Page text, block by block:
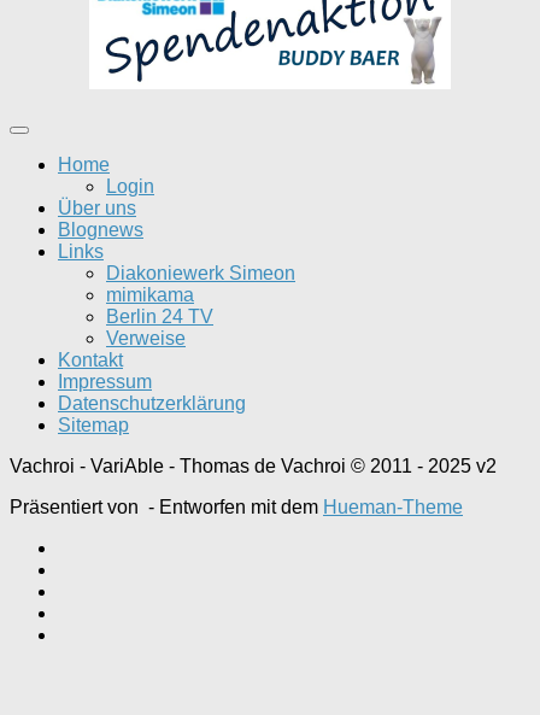
Home
Login
Über uns
Blognews
Links
Diakoniewerk Simeon
mimikama
Berlin 24 TV
Verweise
Kontakt
Impressum
Datenschutzerklärung
Sitemap
Vachroi - VariAble - Thomas de Vachroi © 2011 - 2025 v2
Präsentiert von - Entworfen mit dem Hueman-Theme